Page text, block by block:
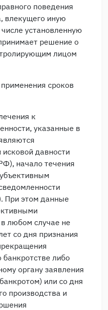
поведения
влекущего иную
установленную
решение о
лицом
сроков
к
указанные в
давности
начало течения
При этом данные
любом случае не
со дня признания
банкротстве либо
органу заявления
или со дня
производства и